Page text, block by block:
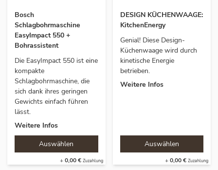
Bosch
Schlagbohrmaschine
EasyImpact 550 +
Bohrassistent
+0,00 €
Die EasyImpact 550 ist eine
kompakte
Schlagbohrmaschine, die
sich dank ihres geringen
Gewichts einfach führen
lässt.
Weitere Infos
DESIGN KÜCHENWAAGE:
KitchenEnergy
+0,00 €
Genial! Diese Design-
Küchenwaage wird durch
kinetische Energie
betrieben.
Weitere Infos